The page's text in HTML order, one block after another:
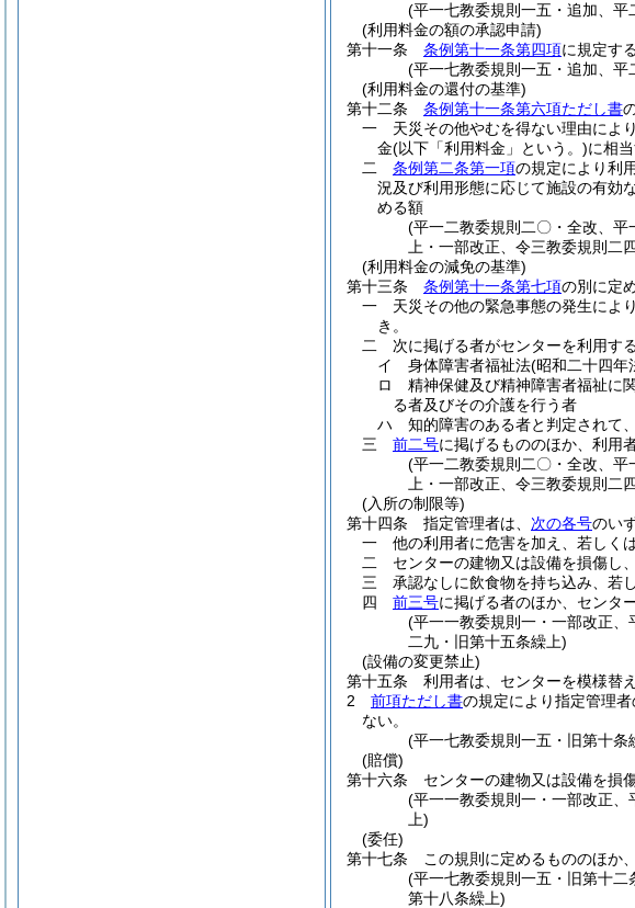
(平一七教委規則一五・追加、
(利用料金の額の承認申請)
第十一条
条例第十一条第四項に規定す
(平一七教委規則一五・追加、
(利用料金の還付の基準)
第十二条
条例第十一条第六項ただし書
一
天災その他やむを得ない理由によ
金(以下「利用料金」という。)に相
二
条例第二条第一項の規定により利
況及び利用形態に応じて施設の有効
める額
(平一二教委規則二〇・全改、
上・一部改正、令三教委規則二
(利用料金の減免の基準)
第十三条
条例第十一条第七項の別に定
一
天災その他の緊急事態の発生によ
き。
二
次に掲げる者がセンターを利用す
イ
身体障害者福祉法(昭和二十四年
ロ
精神保健及び精神障害者福祉に
る者及びその介護を行う者
ハ
知的障害のある者と判定されて
三
前二号に掲げるもののほか、利用
(平一二教委規則二〇・全改、
上・一部改正、令三教委規則二
(入所の制限等)
第十四条
指定管理者は、 次の各号のい
一
他の利用者に危害を加え、若しく
二
センターの建物又は設備を損傷し
三
承認なしに飲食物を持ち込み、若
四
前三号に掲げる者のほか、センタ
(平一一教委規則一・一部改正
二九・旧第十五条繰上)
(設備の変更禁止)
第十五条
利用者は、センターを模様替
2
前項ただし書の規定により指定管理
ない。
(平一七教委規則一五・旧第十
(賠償)
第十六条
センターの建物又は設備を損
(平一一教委規則一・一部改正
上)
(委任)
第十七条
この規則に定めるもののほか
(平一七教委規則一五・旧第十
第十八条繰上)